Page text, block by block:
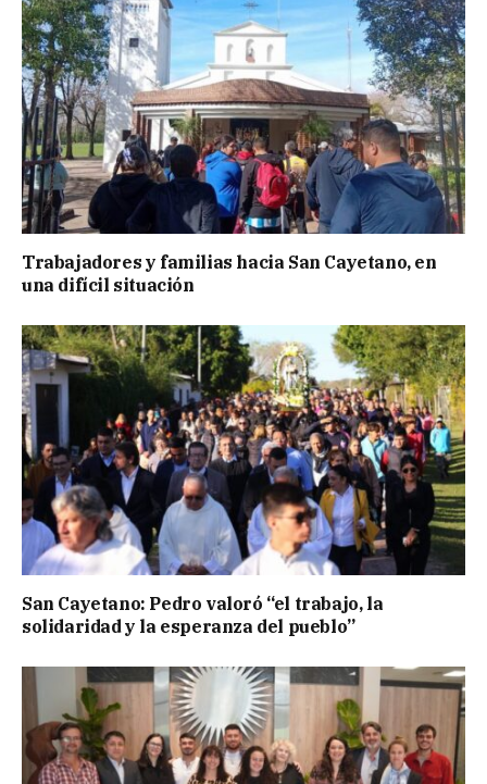
Trabajadores y familias hacia San Cayetano, en
una difícil situación
San Cayetano: Pedro valoró “el trabajo, la
solidaridad y la esperanza del pueblo”